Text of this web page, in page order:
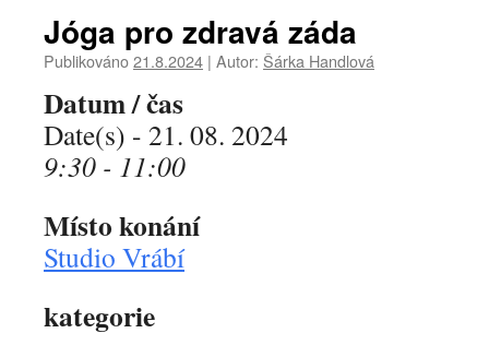
Jóga pro zdravá záda
Publikováno21.8.2024 | Autor: Šárka Handlová
Datum / čas
Date(s) - 21. 08. 2024
9:30 - 11:00
Místo konání
Studio Vrábí
kategorie